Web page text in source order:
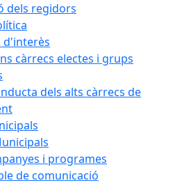
dels regidors
d'interès
càrrecs electes i grups
dels alts càrrecs de
i programes
de comunicació